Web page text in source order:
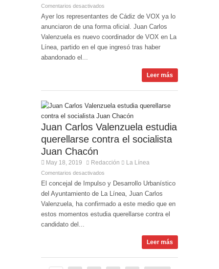
Comentarios desactivados
Ayer los representantes de Cádiz de VOX ya lo
anunciaron de una forma oficial. Juan Carlos
Valenzuela es nuevo coordinador de VOX en La
Línea, partido en el que ingresó tras haber
abandonado el...
Leer más
Juan Carlos Valenzuela estudia
querellarse contra el socialista
Juan Chacón
May 18, 2019 Redacción La Línea
Comentarios desactivados
El concejal de Impulso y Desarrollo Urbanístico
del Ayuntamiento de La Línea, Juan Carlos
Valenzuela, ha confirmado a este medio que en
estos momentos estudia querellarse contra el
candidato del...
Leer más